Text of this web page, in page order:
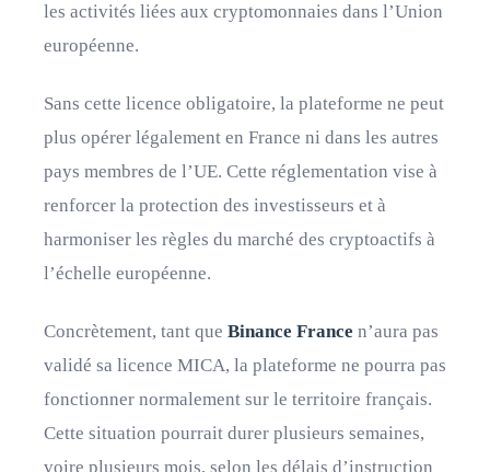
les activités liées aux cryptomonnaies dans l’Union
européenne.
Sans cette licence obligatoire, la plateforme ne peut
plus opérer légalement en France ni dans les autres
pays membres de l’UE. Cette réglementation vise à
renforcer la protection des investisseurs et à
harmoniser les règles du marché des cryptoactifs à
l’échelle européenne.
Concrètement, tant que Binance France n’aura pas
validé sa licence MICA, la plateforme ne pourra pas
fonctionner normalement sur le territoire français.
Cette situation pourrait durer plusieurs semaines,
voire plusieurs mois, selon les délais d’instruction